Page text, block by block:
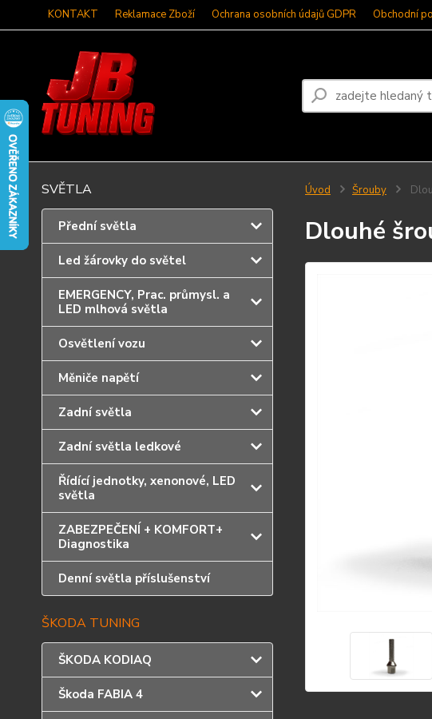
KONTAKT Reklamace Zboží Ochrana osobních údajů GDPR Obchodní
SVĚTLA
Přední světla
Led žárovky do světel
EMERGENCY, Prac. průmysl. a
LED mlhová světla
Osvětlení vozu
Měniče napětí
Zadní světla
Zadní světla ledkové
Řídící jednotky, xenonové, LED
světla
ZABEZPEČENÍ + KOMFORT+
Diagnostika
Denní světla příslušenství
ŠKODA TUNING
ŠKODA KODIAQ
Škoda FABIA 4
Úvod Šrouby
Dlouhé